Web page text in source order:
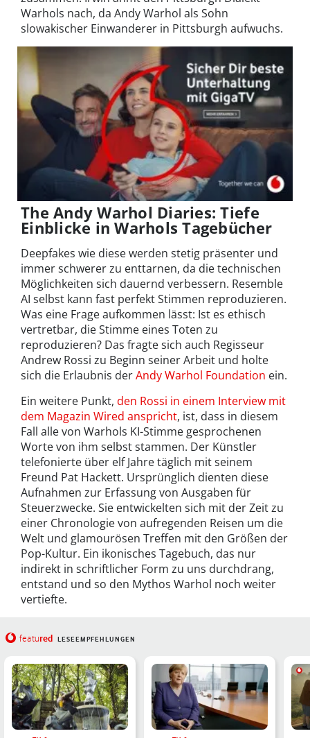
Warhols nach, da Andy Warhol als Sohn
slowakischer Einwanderer in Pittsburgh aufwuchs.
The Andy Warhol Diaries: Tiefe
Einblicke in Warhols Tagebücher
Deepfakes wie diese werden stetig präsenter und
immer schwerer zu enttarnen, da die technischen
Möglichkeiten sich dauernd verbessern. Resemble
AI selbst kann fast perfekt Stimmen reproduzieren.
Was eine Frage aufkommen lässt: Ist es ethisch
vertretbar, die Stimme eines Toten zu
reproduzieren? Das fragte sich auch Regisseur
Andrew Rossi zu Beginn seiner Arbeit und holte
sich die Erlaubnis derAndy Warhol Foundation ein.
Ein weitere Punkt, den Rossi in einem Interview mit
dem Magazin Wired anspricht, ist, dass in diesem
Fall alle von Warhols KI-Stimme gesprochenen
Worte von ihm selbst stammen. Der Künstler
telefonierte über elf Jahre täglich mit seinem
Freund Pat Hackett. Ursprünglich dienten diese
Aufnahmen zur Erfassung von Ausgaben für
Steuerzwecke. Sie entwickelten sich mit der Zeit zu
einer Chronologie von aufregenden Reisen um die
Welt und glamourösen Treffen mit den Größen der
Pop-Kultur. Ein ikonisches Tagebuch, das nur
indirekt in schriftlicher Form zu uns durchdrang,
entstand und so den Mythos Warhol noch weiter
vertiefte.
featured LESEEMPFEHLUNGEN